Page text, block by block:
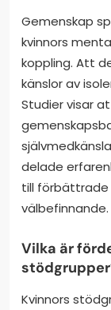
Gemenskap
kvinnors
koppling. Att
känslor av
Studier visar
delade
till förbättrade
välbefinnande.
Vilka är
Kvinnors